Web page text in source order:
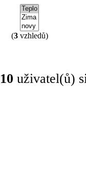
(3vzhledů)
10 uživatel(ů)